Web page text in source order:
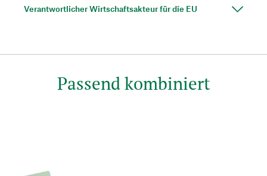
Verantwortlicher Wirtschaftsakteur für die EU
Passend kombiniert